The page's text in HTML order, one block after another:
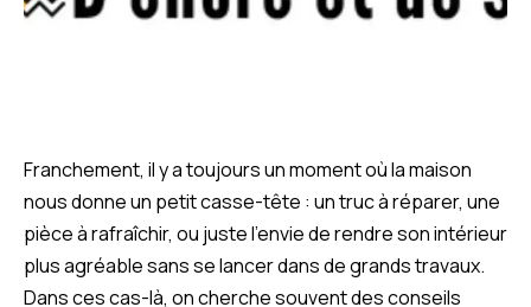
Franchement, il y a toujours un moment où la maison
nous donne un petit casse-tête : un truc à réparer, une
pièce à rafraîchir, ou juste l’envie de rendre son intérieur
plus agréable sans se lancer dans de grands travaux.
Dans ces cas-là, on cherche souvent des conseils